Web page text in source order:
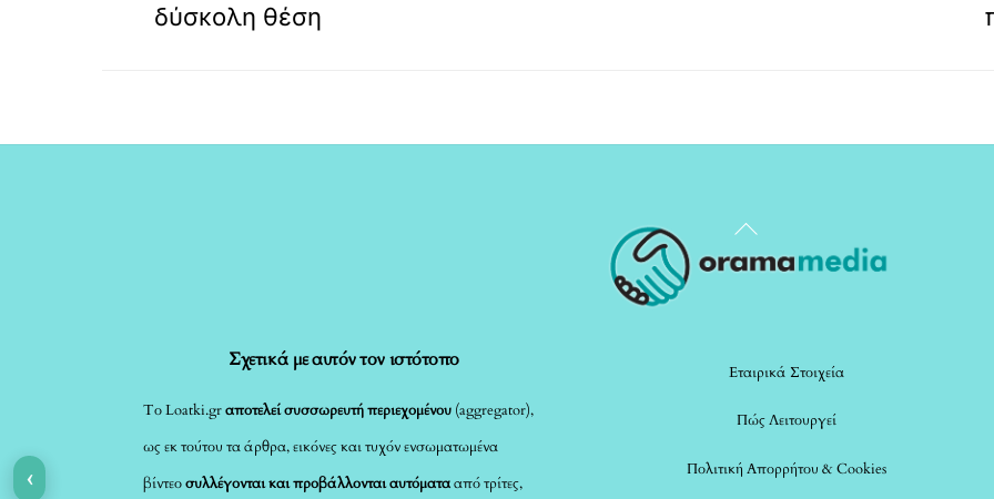
δύσκολη θέση
Back
To
Σχετικά με αυτόν τον ιστότοπο
Το Loatki.grαποτελεί συσσωρευτή περιεχομένου (aggregator),
ως εκ τούτου τα άρθρα, εικόνες και τυχόν ενσωματωμένα
βίντεοσυλλέγονται και προβάλλονται αυτόματααπό τρίτες,
Εταιρικά Στοιχεία
Πώς Λειτουργεί
Πολιτική Απορρήτου & Cookies
‹